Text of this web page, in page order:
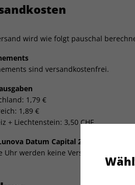
wird wie folgt pauschal
sind versandkostenfrei.
1,79 €
1,89 €
+ Liechtenstein: 3,50 CHF
Datum Capital 2025"
Uhr werden keine Versandkosten